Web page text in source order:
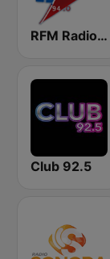
RFM Radio Futurs Medias 94.0 FM
Club 92.5